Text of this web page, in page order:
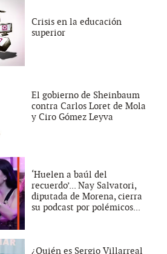
Crisis en la educación
superior
El gobierno de Sheinbaum
contra Carlos Loret de Mola
y Ciro Gómez Leyva
‘Huelen a baúl del
recuerdo’... Nay Salvatori,
diputada de Morena, cierra
su podcast por polémicos...
¿Quién es Sergio Villarreal